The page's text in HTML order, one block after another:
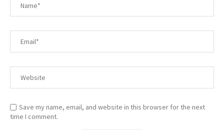
Save my name, email, and website in this browser for the next
time I comment.